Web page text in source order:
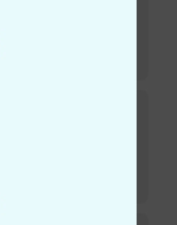
Screw M5